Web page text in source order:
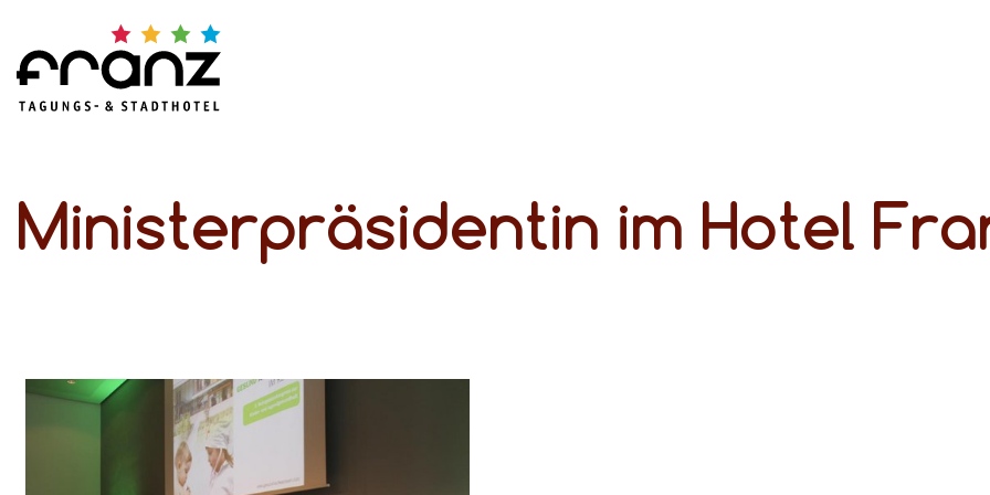
Ministerpräsidentin im Hotel